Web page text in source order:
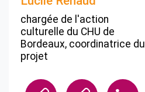
chargée de l'action
culturelle du CHU de
Bordeaux, coordinatrice du
projet